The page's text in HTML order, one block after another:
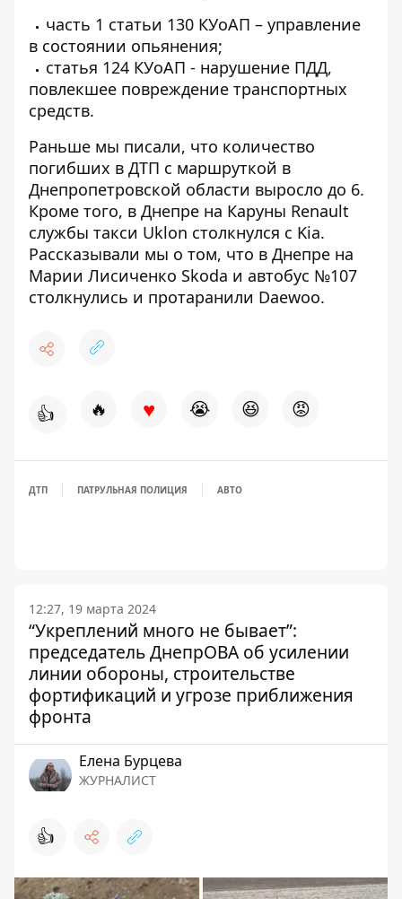
часть 1 статьи 130 КУоАП – управление
в состоянии опьянения;
статья 124 КУоАП - нарушение ПДД,
повлекшее повреждение транспортных
средств.
Раньше мы писали, что количество
погибших в ДТП с маршруткой в ​​
Днепропетровской области выросло до 6.
Кроме того, в Днепре на Каруны Renault
службы такси Uklon столкнулся с Kia.
Рассказывали мы о том, что в Днепре на
Марии Лисиченко Skoda и автобус №107
столкнулись и протаранили Daewoo.
👍 🔥 ♥ 😭 😆 😡
ДТП ПАТРУЛЬНАЯ ПОЛИЦИЯ АВТО
12:27, 19 марта 2024
“Укреплений много не бывает”:
председатель ДнепрОВА об усилении
линии обороны, строительстве
фортификаций и угрозе приближения
фронта
Елена Бурцева
ЖУРНАЛИСТ
👍